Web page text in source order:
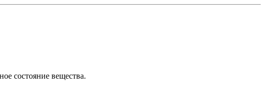
состояние вещества.